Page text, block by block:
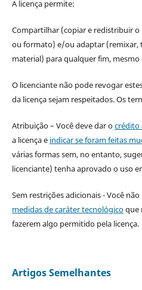
A licença permite:
Compartilhar (copiar e redistribuir
ou formato) e/ou adaptar (remixar,
material) para qualquer fim, mesmo
O licenciante não pode revogar
da licença sejam respeitados. Os
Atribuição – Você deve dar ocrédito
a licença e indicar se foram feitas
várias formas sem, no entanto,
licenciante) tenha aprovado o uso
Sem restrições adicionais - Você
medidas de caráter tecnológicoque
fazerem algo permitido pela licença.
Artigos Semelhantes